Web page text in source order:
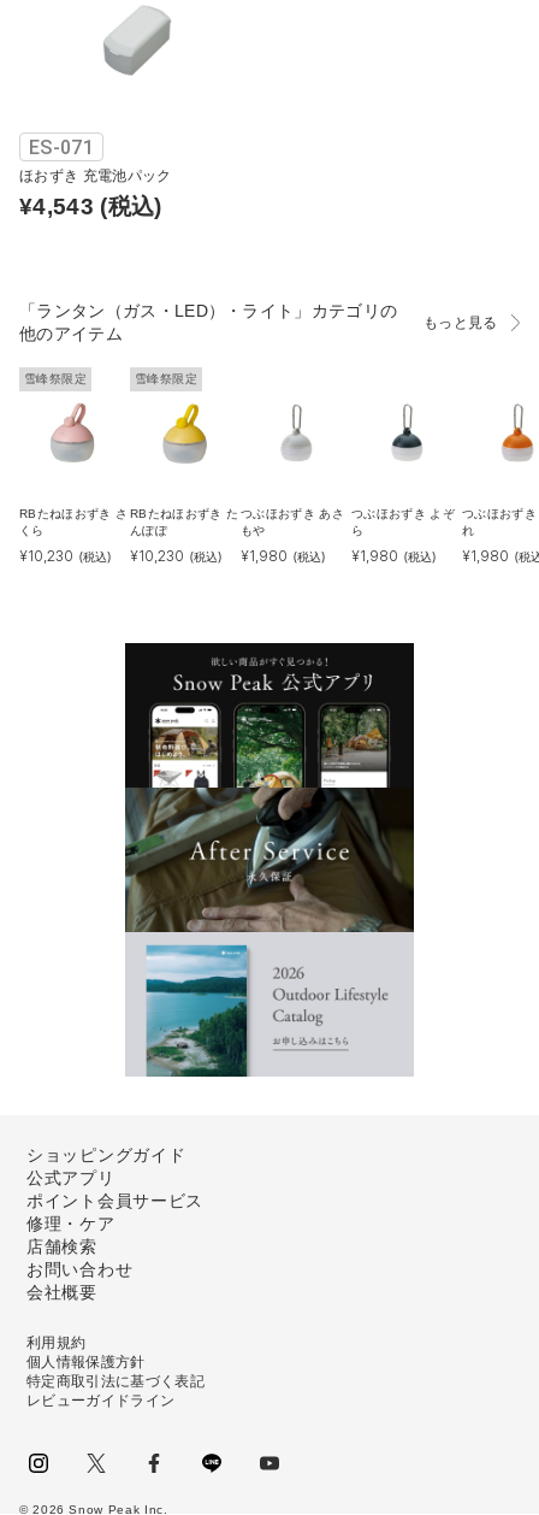
ES-071
ほおずき 充電池パック
¥4,543 (税込)
「ランタン（ガス・LED）・ライト」カテゴリの
他のアイテム
もっと見る
雪峰祭限定
RBたねほおずき さ
くら
¥10,230 (税込)
雪峰祭限定
RBたねほおずき た
んぽぽ
¥10,230 (税込)
つぶほおずき あさ
もや
¥1,980 (税込)
つぶほおずき よぞ
ら
¥1,980 (税込)
つぶほおず
れ
¥1,980 (税
ショッピングガイド
公式アプリ
ポイント会員サービス
修理・ケア
店舗検索
お問い合わせ
会社概要
利用規約
個人情報保護方針
特定商取引法に基づく表記
レビューガイドライン
©2026 Snow Peak Inc.